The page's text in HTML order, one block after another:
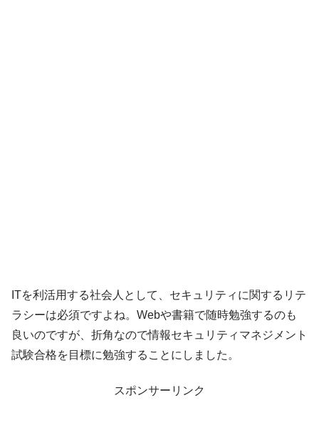
ITを利活用する社会人として、セキュリティに関するリテ
ラシーは必須ですよね。Webや書籍で随時勉強するのも
良いのですが、折角なので情報セキュリティマネジメント
試験合格を目標に勉強することにしました。
スポンサーリンク